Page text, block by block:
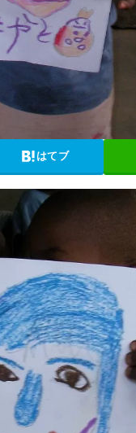
はてブ